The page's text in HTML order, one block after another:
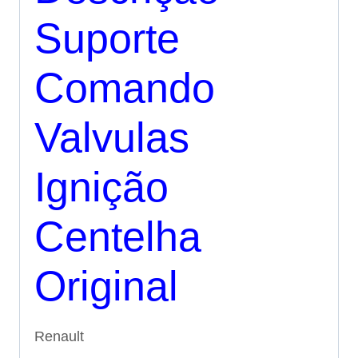
Suporte
Comando
Valvulas
Ignição
Centelha
Original
Renault